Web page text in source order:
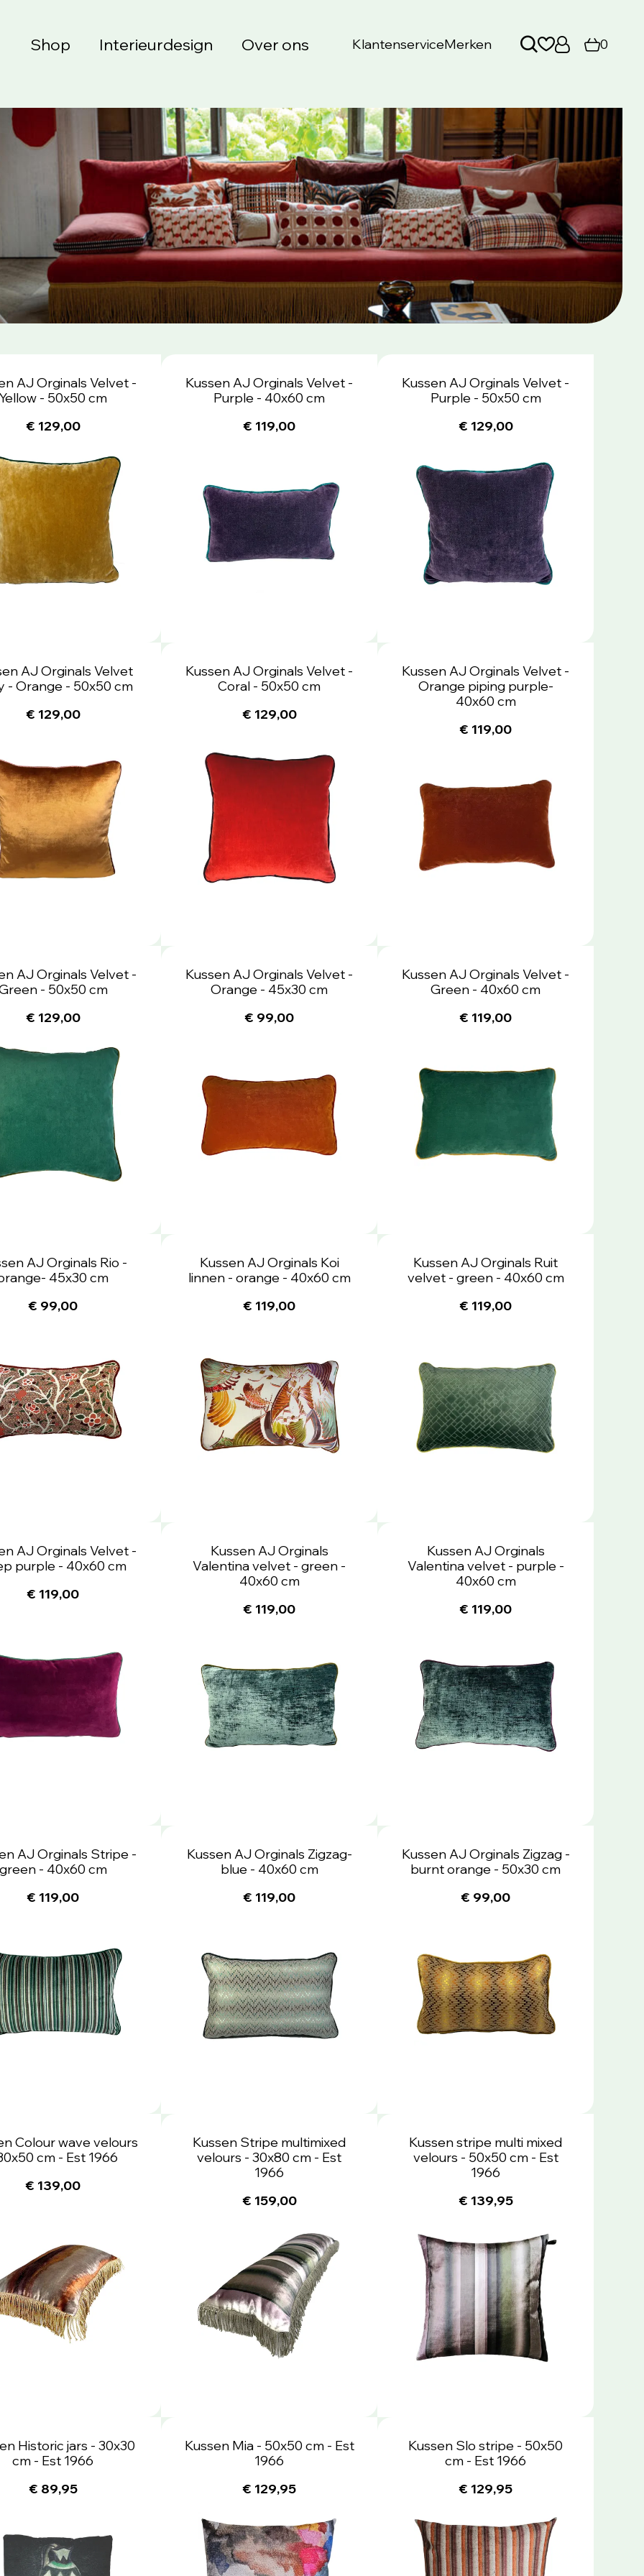
Shop Interieurdesign Over ons KlantenserviceMerken 0
AJ Orginals Velvet -
- 50x50 cm
€ 129,00
Kussen AJ Orginals Velvet -
Purple - 40x60 cm
€ 119,00
Kussen AJ Orginals Velvet -
Purple - 50x50 cm
€ 129,00
AJ Orginals Velvet
- Orange - 50x50 cm
€ 129,00
Kussen AJ Orginals Velvet -
Coral - 50x50 cm
€ 129,00
Kussen AJ Orginals Velvet -
Orange piping purple-
40x60 cm
€ 119,00
AJ Orginals Velvet -
- 50x50 cm
€ 129,00
Kussen AJ Orginals Velvet -
Orange - 45x30 cm
€ 99,00
Kussen AJ Orginals Velvet -
Green - 40x60 cm
€ 119,00
AJ Orginals Rio -
45x30 cm
€ 99,00
Kussen AJ Orginals Koi
linnen - orange - 40x60 cm
€ 119,00
Kussen AJ Orginals Ruit
velvet - green - 40x60 cm
€ 119,00
AJ Orginals Velvet -
purple - 40x60 cm
€ 119,00
Kussen AJ Orginals
Valentina velvet - green -
40x60 cm
€ 119,00
Kussen AJ Orginals
Valentina velvet - purple -
40x60 cm
€ 119,00
AJ Orginals Stripe -
- 40x60 cm
€ 119,00
Kussen AJ Orginals Zigzag-
blue - 40x60 cm
€ 119,00
Kussen AJ Orginals Zigzag -
burnt orange - 50x30 cm
€ 99,00
Colour wave velours
cm - Est 1966
€ 139,00
Kussen Stripe multimixed
velours - 30x80 cm - Est
1966
€ 159,00
Kussen stripe multi mixed
velours - 50x50 cm - Est
1966
€ 139,95
Historic jars - 30x30
cm - Est 1966
€ 89,95
Kussen Mia - 50x50 cm - Est
1966
€ 129,95
Kussen Slo stripe - 50x50
cm - Est 1966
€ 129,95